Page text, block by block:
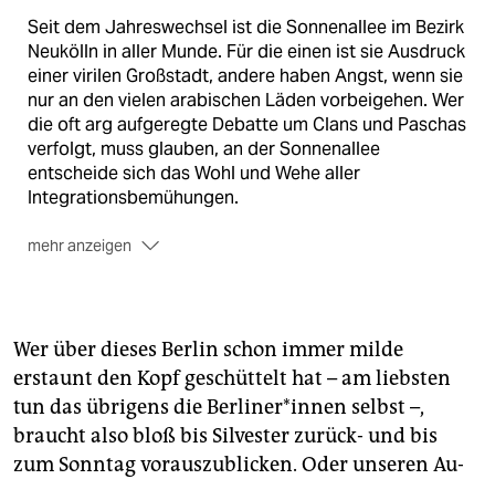
Seit dem Jahreswechsel ist die Sonnenallee im Bezirk
Neukölln in aller Munde. Für die einen ist sie Ausdruck
einer virilen Großstadt, andere haben Angst, wenn sie
nur an den vielen arabischen Läden vorbeigehen. Wer
die oft arg aufgeregte Debatte um Clans und Paschas
verfolgt, muss glauben, an der Sonnenallee
entscheide sich das Wohl und Wehe aller
Integrationsbemühungen.
mehr anzeigen
Gentrifizierungsgespenst geht um. Und sie endet da,
wo früher Ostberlin war. Also: Schaut auf diese
Straße!
Die taz widmet deeer Sonnenallee ein Dossier zur
Berlin-Wahl.
Wer über dieses Berlin schon immer milde
erstaunt den Kopf geschüttelt hat – am liebsten
tun das übrigens die Ber­li­ne­r*in­nen selbst –,
braucht also bloß bis Silvester zurück- und bis
zum Sonntag vorauszublicken. Oder unseren Au­